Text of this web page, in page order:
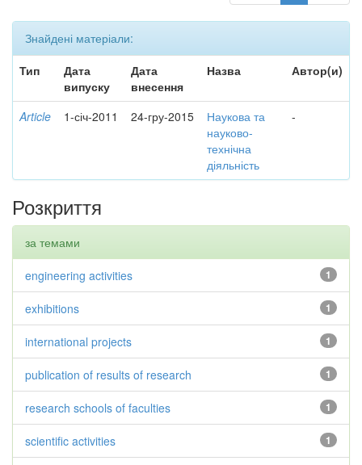
Знайдені матеріали:
Тип
Дата
випуску
Дата
внесення
Назва Автор(и)
Article 1-січ-2011 24-гру-2015
Наукова та
науково-
технічна
діяльність
-
Розкриття
за темами
1
engineering activities
1
exhibitions
1
international projects
1
publication of results of research
1
research schools of faculties
1
scientific activities